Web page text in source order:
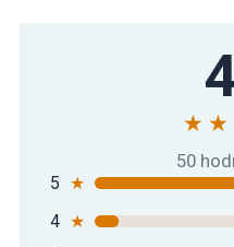
Gorilla Sports
činka, 25 kg
Gorilla Sports
50
5 ★
4 ★